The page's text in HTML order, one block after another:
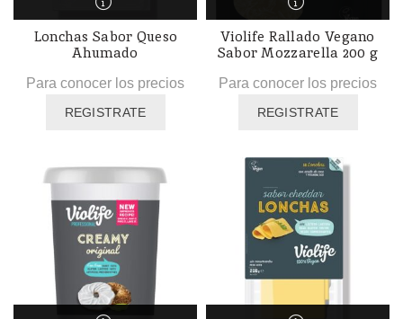
Lonchas Sabor Queso
Ahumado
Para conocer los precios
REGISTRATE
Violife Rallado Vegano
Sabor Mozzarella 200 g
Para conocer los precios
REGISTRATE